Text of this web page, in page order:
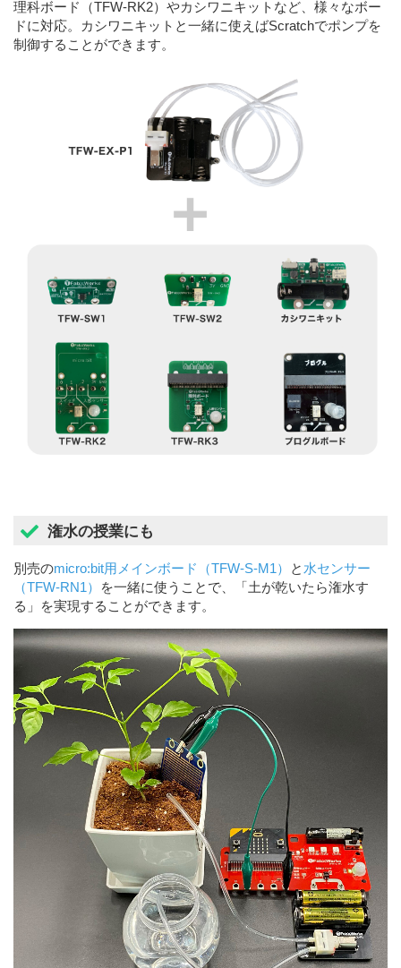
理科ボード（TFW-RK2）やカシワニキットなど、様々なボー
ドに対応。カシワニキットと一緒に使えばScratchでポンプを
制御することができます。
潅水の授業にも
別売のmicro:bit用メインボード（TFW-S-M1） と 水センサー
（TFW-RN1）
を一緒に使うことで、「土が乾いたら潅水す
る」を実現することができます。